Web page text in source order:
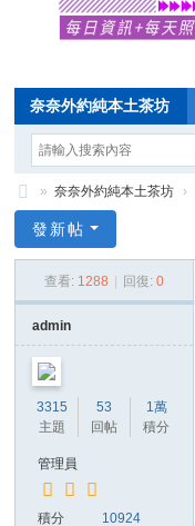
奈奈外約純本土茶坊
Di
sc
» 奈奈外約純本土茶坊 ›
發新帖
查看: 1288 回復: 0
admin
3315
主題
53
回帖
1萬
積分
管理員
積分 10924